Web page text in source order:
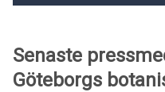
Senaste
Göteborgs